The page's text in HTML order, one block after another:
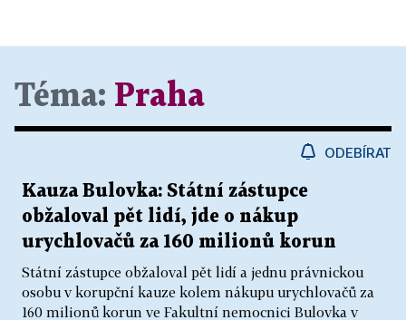
Téma: Praha
ODEBÍRAT
Kauza Bulovka: Státní zástupce
obžaloval pět lidí, jde o nákup
urychlovačů za 160 milionů korun
Státní zástupce obžaloval pět lidí a jednu právnickou
osobu v korupční kauze kolem nákupu urychlovačů za
160 milionů korun ve Fakultní nemocnici Bulovka v